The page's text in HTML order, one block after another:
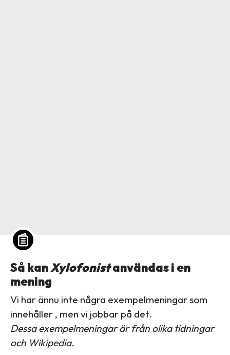
Så kanXylofonistanvändas i en
mening
Vi har ännu inte några exempelmeningar som
innehåller , men vi jobbar på det.
Dessa exempelmeningar är från olika tidningar
och Wikipedia.